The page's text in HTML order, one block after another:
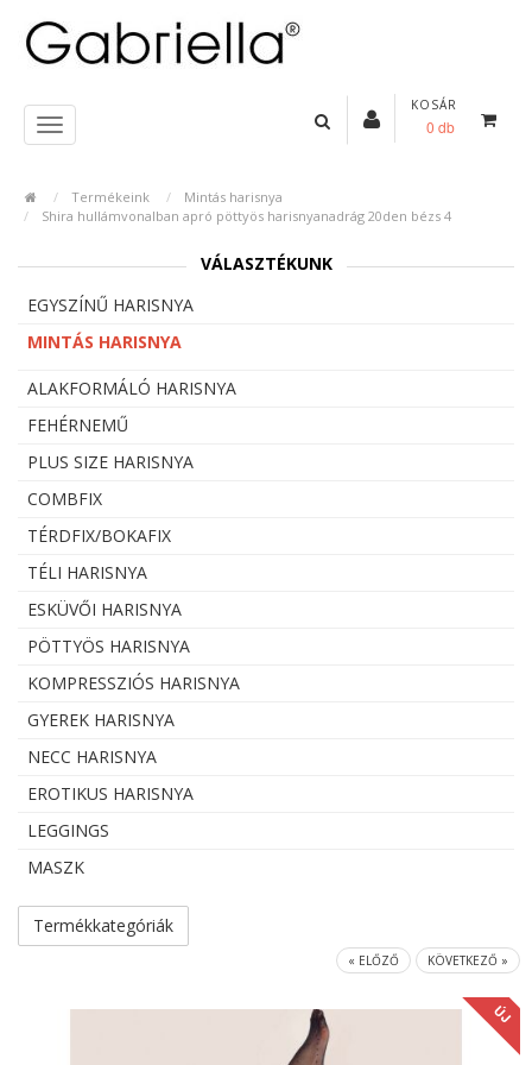
KOSÁR
0 db
Termékeink
Mintás harisnya
Shira hullámvonalban apró pöttyös harisnyanadrág 20den bézs 4
VÁLASZTÉKUNK
EGYSZÍNŰ HARISNYA
MINTÁS HARISNYA
ALAKFORMÁLÓ HARISNYA
FEHÉRNEMŰ
PLUS SIZE HARISNYA
COMBFIX
TÉRDFIX/BOKAFIX
TÉLI HARISNYA
ESKÜVŐI HARISNYA
PÖTTYÖS HARISNYA
KOMPRESSZIÓS HARISNYA
GYEREK HARISNYA
NECC HARISNYA
EROTIKUS HARISNYA
LEGGINGS
MASZK
Termékkategóriák
« ELŐZŐ KÖVETKEZŐ »
ÚJ